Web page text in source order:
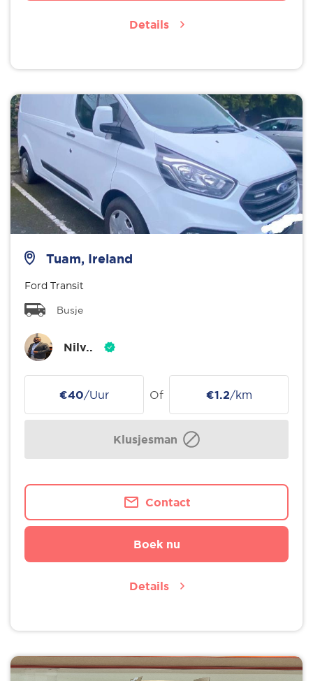
Details
Tuam, Ireland
Ford Transit
Busje
Nilv..
€40/Uur Of €1.2/km
Klusjesman
Contact
Boek nu
Details